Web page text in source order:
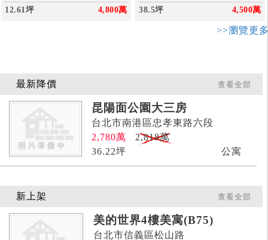
12.61坪 4,800萬 38.5坪 4,500萬
>>瀏覽更
最新降價 查看全部
昆陽面公園大三房
台北市南港區忠孝東路六段
2,780萬
2,818萬
36.22坪 公寓
新上架 查看全部
美的世界4樓美寓(B75)
台北市信義區松山路